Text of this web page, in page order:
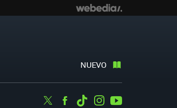
NUEVO
TwitterFacebook
TiktokInstagram